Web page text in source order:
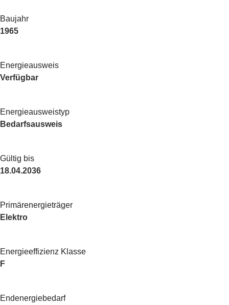
Baujahr
1965
Energieausweis
Verfügbar
Energie­ausweistyp
Bedarfsausweis
Gültig bis
18.04.2036
Primärenergieträger
Elektro
Energieeffizienz Klasse
F
Endenergiebedarf